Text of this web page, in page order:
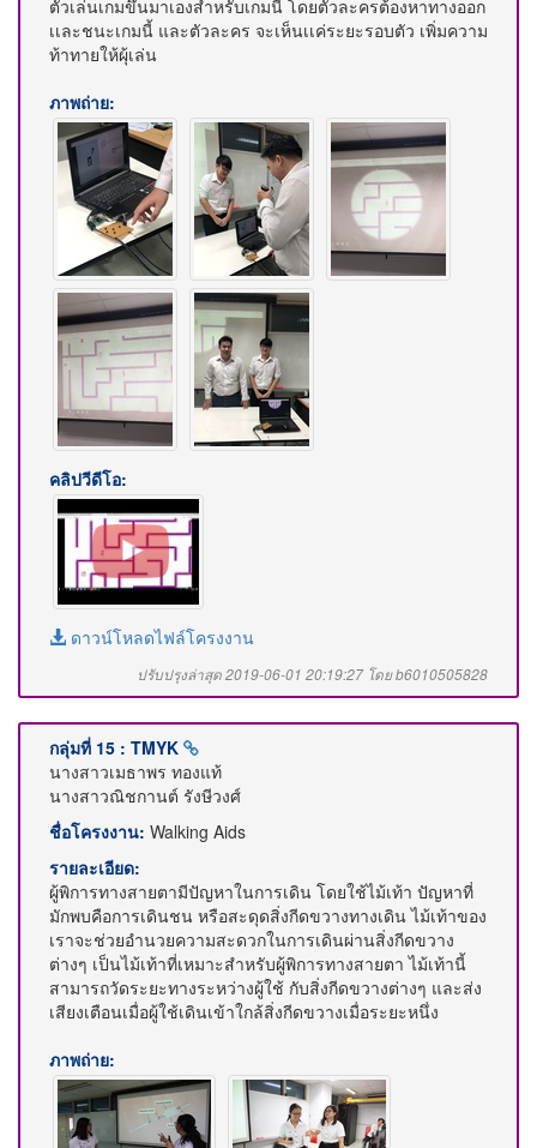
ตัวเล่นเกมขึ้นมาเองสำหรับเกมนี้ โดยตัวละครต้องหาทางออก
เเละชนะเกมนี้ และตัวละคร จะเห็นเเค่ระยะรอบตัว เพิ่มความ
ท้าทายให้ผุ้เล่น
ภาพถ่าย:
คลิปวีดีโอ:
ดาวน์โหลดไฟล์โครงงาน
ปรับปรุงล่าสุด 2019-06-01 20:19:27 โดย b6010505828
กลุ่มที่ 15 : TMYK
นางสาวเมธาพร ทองแท้
นางสาวณิชกานต์ รังษีวงศ์
ชื่อโครงงาน: Walking Aids
รายละเอียด:
ผู้พิการทางสายตามีปัญหาในการเดิน โดยใช้ไม้เท้า ปัญหาที่
มักพบคือการเดินชน หรือสะดุดสิ่งกีดขวางทางเดิน ไม้เท้าของ
เราจะช่วยอำนวยความสะดวกในการเดินผ่านสิ่งกีดขวาง
ต่างๆ เป็นไม้เท้าที่เหมาะสำหรับผู้พิการทางสายตา ไม้เท้านี้
สามารถวัดระยะทางระหว่างผู้ใช้ กับสิ่งกีดขวางต่างๆ และส่ง
เสียงเตือนเมื่อผู้ใช้เดินเข้าใกล้สิ่งกีดขวางเมื่อระยะหนึ่ง
ภาพถ่าย: